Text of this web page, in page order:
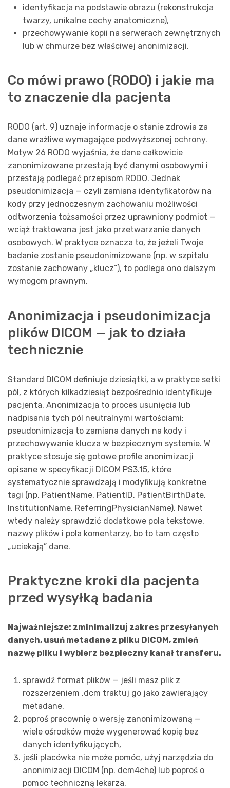
identyfikacja na podstawie obrazu (rekonstrukcja
twarzy, unikalne cechy anatomiczne),
przechowywanie kopii na serwerach zewnętrznych
lub w chmurze bez właściwej anonimizacji.
Co mówi prawo (RODO) i jakie ma
to znaczenie dla pacjenta
RODO (art. 9) uznaje informacje o stanie zdrowia za
dane wrażliwe wymagające podwyższonej ochrony.
Motyw 26 RODO wyjaśnia, że dane całkowicie
zanonimizowane przestają być danymi osobowymi i
przestają podlegać przepisom RODO. Jednak
pseudonimizacja — czyli zamiana identyfikatorów na
kody przy jednoczesnym zachowaniu możliwości
odtworzenia tożsamości przez uprawniony podmiot —
wciąż traktowana jest jako przetwarzanie danych
osobowych. W praktyce oznacza to, że jeżeli Twoje
badanie zostanie pseudonimizowane (np. w szpitalu
zostanie zachowany „klucz”), to podlega ono dalszym
wymogom prawnym.
Ano­nimizacja i pseudonimizacja
plików DICOM — jak to działa
technicznie
Standard DICOM definiuje dziesiątki, a w praktyce setki
pól, z których kilkadziesiąt bezpośrednio identyfikuje
pacjenta. Anonimizacja to proces usunięcia lub
nadpisania tych pól neutralnymi wartościami;
pseudonimizacja to zamiana danych na kody i
przechowywanie klucza w bezpiecznym systemie. W
praktyce stosuje się gotowe profile anonimizacji
opisane w specyfikacji DICOM PS3.15, które
systematycznie sprawdzają i modyfikują konkretne
tagi (np. PatientName, PatientID, PatientBirthDate,
InstitutionName, ReferringPhysicianName). Nawet
wtedy należy sprawdzić dodatkowe pola tekstowe,
nazwy plików i pola komentarzy, bo to tam często
„uciekają” dane.
Praktyczne kroki dla pacjenta
przed wysyłką badania
Najważniejsze: zminimalizuj zakres przesyłanych
danych, usuń metadane z pliku DICOM, zmień
nazwę pliku i wybierz bezpieczny kanał transferu.
sprawdź format plików — jeśli masz plik z
rozszerzeniem .dcm traktuj go jako zawierający
metadane,
poproś pracownię o wersję zanonimizowaną —
wiele ośrodków może wygenerować kopię bez
danych identyfikujących,
jeśli placówka nie może pomóc, użyj narzędzia do
anonimizacji DICOM (np. dcm4che) lub poproś o
pomoc techniczną lekarza,